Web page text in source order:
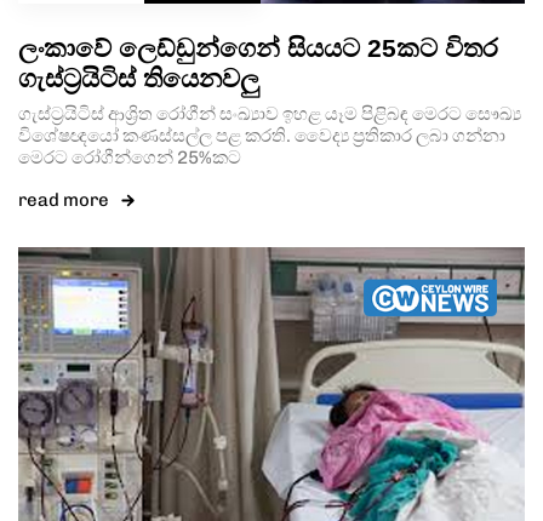
ලංකාවේ ලෙඩ්ඩුන්ගෙන් සියයට 25කට විතර
ගැස්ට්‍රයිටිස් තියෙනවලු
ගැස්ට්‍රයිටිස් ආශ්‍රිත රෝගීන් සංඛ්‍යාව ඉහළ යෑම පිළිබඳ මෙරට සෞඛ්‍ය
විශේෂඥයෝ කණස්සල්ල පළ කරති. වෛද්‍ය ප්‍රතිකාර ලබා ගන්නා
මෙරට රෝගීන්ගෙන් 25%කට
read more